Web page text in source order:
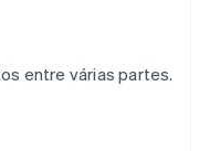
entre várias partes.